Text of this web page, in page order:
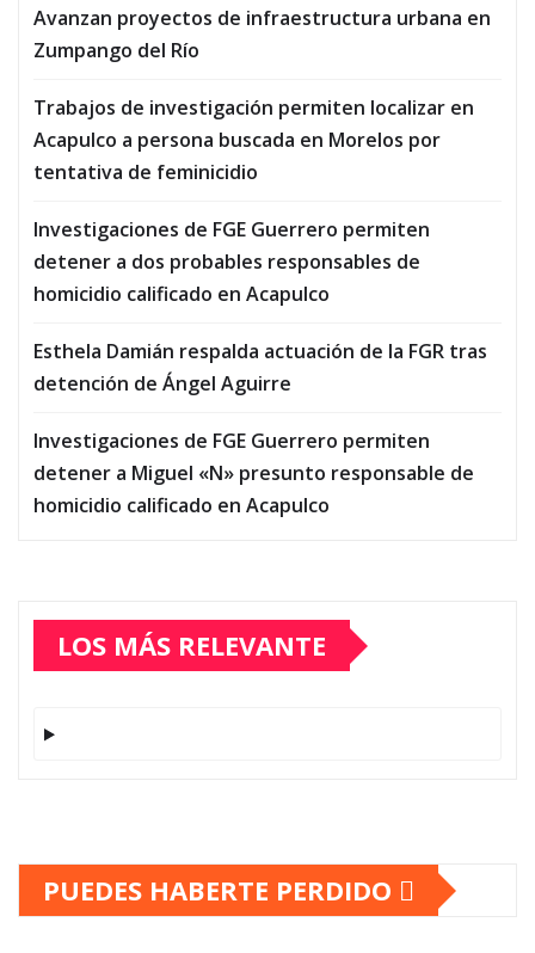
Avanzan proyectos de infraestructura urbana en
Zumpango del Río
Trabajos de investigación permiten localizar en
Acapulco a persona buscada en Morelos por
tentativa de feminicidio
Investigaciones de FGE Guerrero permiten
detener a dos probables responsables de
homicidio calificado en Acapulco
Esthela Damián respalda actuación de la FGR tras
detención de Ángel Aguirre
Investigaciones de FGE Guerrero permiten
detener a Miguel «N» presunto responsable de
homicidio calificado en Acapulco
LOS MÁS RELEVANTE
PUEDES HABERTE PERDIDO